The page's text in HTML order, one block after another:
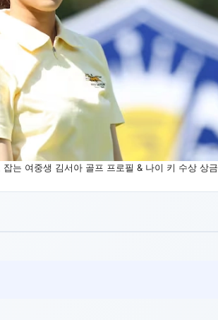
는 여중생 김서아 골프 프로필 & 나이 키 수상 상금